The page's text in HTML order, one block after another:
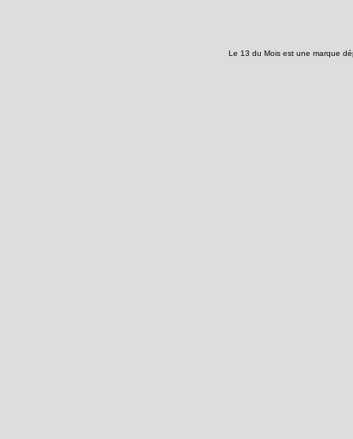
Le 13 du Mois est une marque